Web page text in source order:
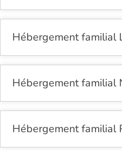
Hébergement familial
Hébergement familial
Hébergement familial